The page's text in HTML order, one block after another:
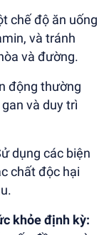
chế độ ăn uống
và tránh
và đường.
động thường
và duy trì
dụng các biện
chất độc hại
khỏe định kỳ: